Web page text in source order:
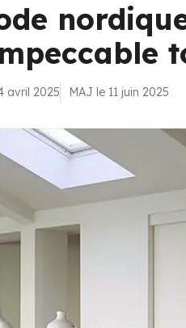
avril 2025 MAJ le 11 juin 2025